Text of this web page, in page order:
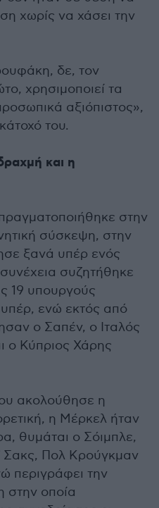
χωρίς να χάσει την
δε, τον
χρησιμοποιεί τα
αξιόπιστος»,
του.
και η
στην
σύσκεψη, στην
ξανά υπέρ ενός
συζητήθηκε
19 υπουργούς
ενώ εκτός από
ο Σαπέν, ο Ιταλός
ο Κύπριος Χάρης
ακολούθησε η
η Μέρκελ ήταν
θυμάται ο Σόιμπλε,
Σακς, Πολ Κρούγκμαν
περιγράφει την
στην οποία